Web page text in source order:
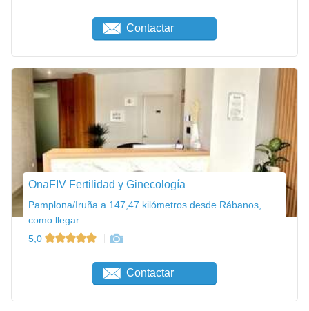
Contactar
OnaFIV Fertilidad y Ginecología
Pamplona/Iruña a 147,47 kilómetros desde Rábanos,
como llegar
5,0
Contactar